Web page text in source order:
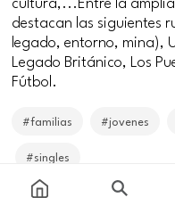
destacan las siguientes
legado, entorno, mina),
Legado Británico, Los
Fútbol.
#familias #jovenes
#singles
Price